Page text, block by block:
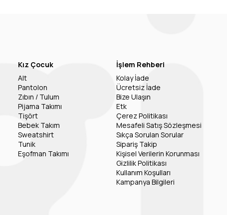
Kız Çocuk
Alt
Pantolon
Zıbın / Tulum
Pijama Takımı
Tişört
Bebek Takım
Sweatshirt
Tunik
Eşofman Takımı
İşlem Rehberi
Kolay İade
Ücretsiz İade
Bize Ulaşın
Etk
Çerez Politikası
Mesafeli Satış Sözleşmesi
Sıkça Sorulan Sorular
Sipariş Takip
Kişisel Verilerin Korunması
Gizlilik Politikası
Kullanım Koşulları
Kampanya Bilgileri